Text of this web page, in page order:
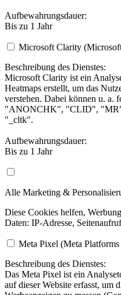
Aufbewahrungsdauer:
Bis zu 1 Jahr
Microsoft Clarity
Beschreibung des Dienstes:
Microsoft Clarity ist ein
Heatmaps erstellt, um das
verstehen. Dabei können u. a.
"ANONCHK", "CLID",
"_cltk".
Aufbewahrungsdauer:
Bis zu 1 Jahr
Alle Marketing &
Diese Cookies helfen,
Daten: IP-Adresse,
Meta Pixel (Meta
Beschreibung des Dienstes:
Das Meta Pixel ist ein
auf dieser Website erfasst, um